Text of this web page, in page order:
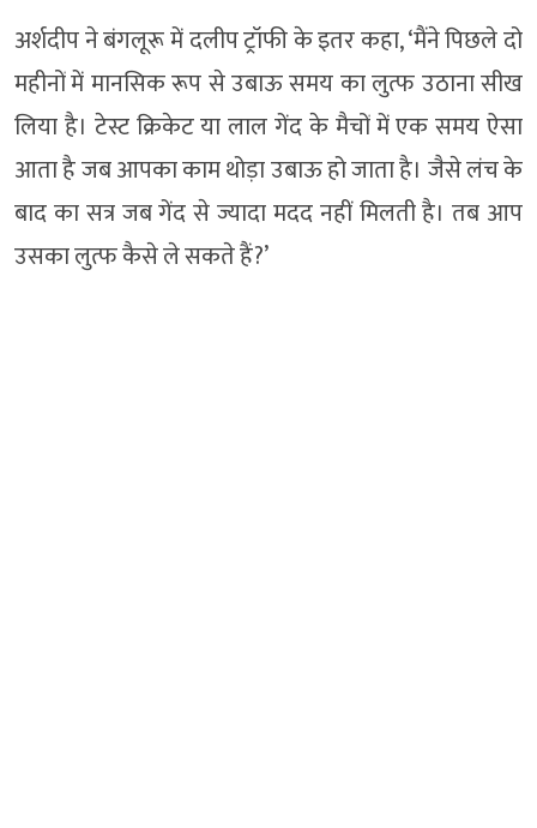
अर्शदीप ने बंगलूरू में दलीप ट्रॉफी के इतर कहा, ‘मैंने पिछले दो
महीनों में मानसिक रूप से उबाऊ समय का लुत्फ उठाना सीख
लिया है। टेस्ट क्रिकेट या लाल गेंद के मैचों में एक समय ऐसा
आता है जब आपका काम थोड़ा उबाऊ हो जाता है। जैसे लंच के
बाद का सत्र जब गेंद से ज्यादा मदद नहीं मिलती है। तब आप
उसका लुत्फ कैसे ले सकते हैं?’